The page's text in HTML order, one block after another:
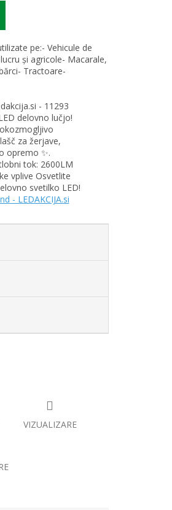
pe:- Vehicule de
și agricole- Macarale,
Tractoare-
- 11293
delovno lučjo!
za žerjave,
opremo ✨.
tok: 2600LM
vplive Osvetlite
svetilko LED!
- LEDAKCIJA.si
VIZUALIZARE